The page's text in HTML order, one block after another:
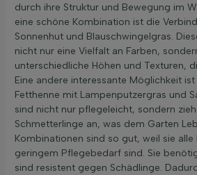
durch ihre Struktur und Bewegung im
eine schöne Kombination ist die
Sonnenhut und Blauschwingelgras.
nicht nur eine Vielfalt an Farben,
unterschiedliche Höhen und Texturen,
Eine andere interessante Möglichkeit
Fetthenne mit Lampenputzergras und
sind nicht nur pflegeleicht, sondern
Schmetterlinge an, was dem Garten
Kombinationen sind so gut, weil sie alle
geringem Pflegebedarf sind. Sie
sind resistent gegen Schädlinge.